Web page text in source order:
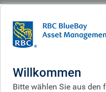
People Freddie Fuller
Willkommen
Bitte wählen Sie aus den